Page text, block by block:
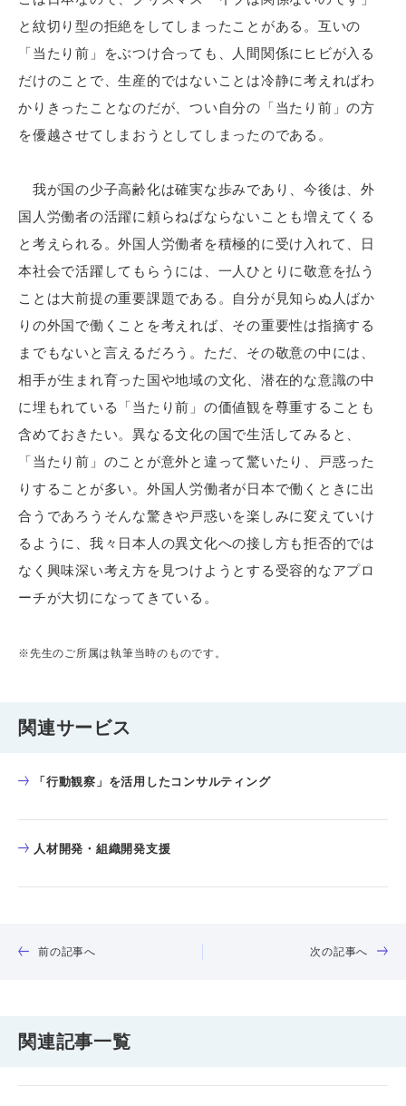
と紋切り型の拒絶をしてしまったことがある。互いの
「当たり前」をぶつけ合っても、人間関係にヒビが入る
だけのことで、生産的ではないことは冷静に考えればわ
かりきったことなのだが、つい自分の「当たり前」の方
を優越させてしまおうとしてしまったのである。
我が国の少子高齢化は確実な歩みであり、今後は、外
国人労働者の活躍に頼らねばならないことも増えてくる
と考えられる。外国人労働者を積極的に受け入れて、日
本社会で活躍してもらうには、一人ひとりに敬意を払う
ことは大前提の重要課題である。自分が見知らぬ人ばか
りの外国で働くことを考えれば、その重要性は指摘する
までもないと言えるだろう。ただ、その敬意の中には、
相手が生まれ育った国や地域の文化、潜在的な意識の中
に埋もれている「当たり前」の価値観を尊重することも
含めておきたい。異なる文化の国で生活してみると、
「当たり前」のことが意外と違って驚いたり、戸惑った
りすることが多い。外国人労働者が日本で働くときに出
合うであろうそんな驚きや戸惑いを楽しみに変えていけ
るように、我々日本人の異文化への接し方も拒否的では
なく興味深い考え方を見つけようとする受容的なアプロ
ーチが大切になってきている。
※先生のご所属は執筆当時のものです。
関連サービス
「行動観察」を活用したコンサルティング
人材開発・組織開発支援
前の記事へ 次の記事へ
関連記事一覧